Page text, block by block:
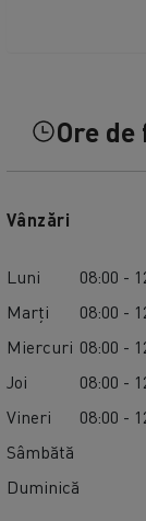
Ore
Vânzări
Luni
08:00 -
Marți
08:00 -
Miercuri 08:00 -
Joi
08:00 -
Vineri
08:00 -
Sâmbătă
Duminică